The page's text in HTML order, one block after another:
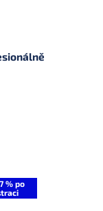
% po